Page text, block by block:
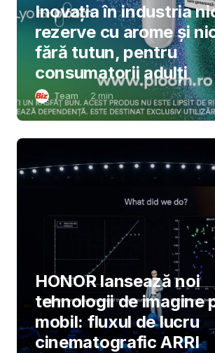
Inovația în industria
rezerve cu arome și
fără tutun, pentru
consumatorii adulți
Team 2 min
HONOR lansează noi
tehnologii de imagine
mobil: fluxul de lucru
cinematografic ARRI